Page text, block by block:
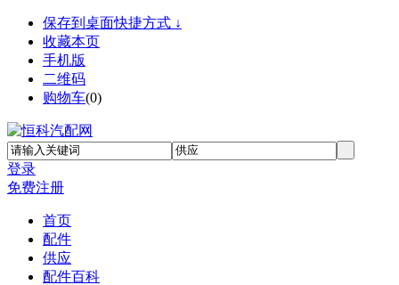
保存到桌面快捷方式 ↓
收藏本页
手机版
二维码
购物车(0)
登录
免费注册
首页
配件
供应
配件百科